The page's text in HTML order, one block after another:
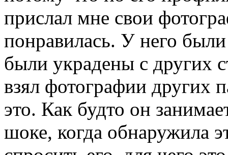
прислал мне свои
понравилась. У него
были украдены с других
взял фотографии других
это. Как будто он
шоке, когда обнаружила